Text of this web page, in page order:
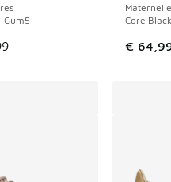
Gum5
promotion. Prix en baisse
Core
€